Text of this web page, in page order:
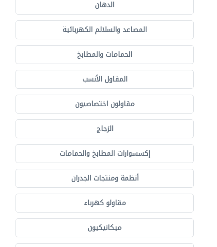
الدهان
المصاعد والسلالم الكهربائية
الحمامات والمطابخ
المقاول الأنسب
مقاولون اختصاصيون
الزجاج
إكسسوارات المطابخ والحمامات
أنظمة ومنتجات الجدران
مقاولو كهرباء
ميكانيكيون